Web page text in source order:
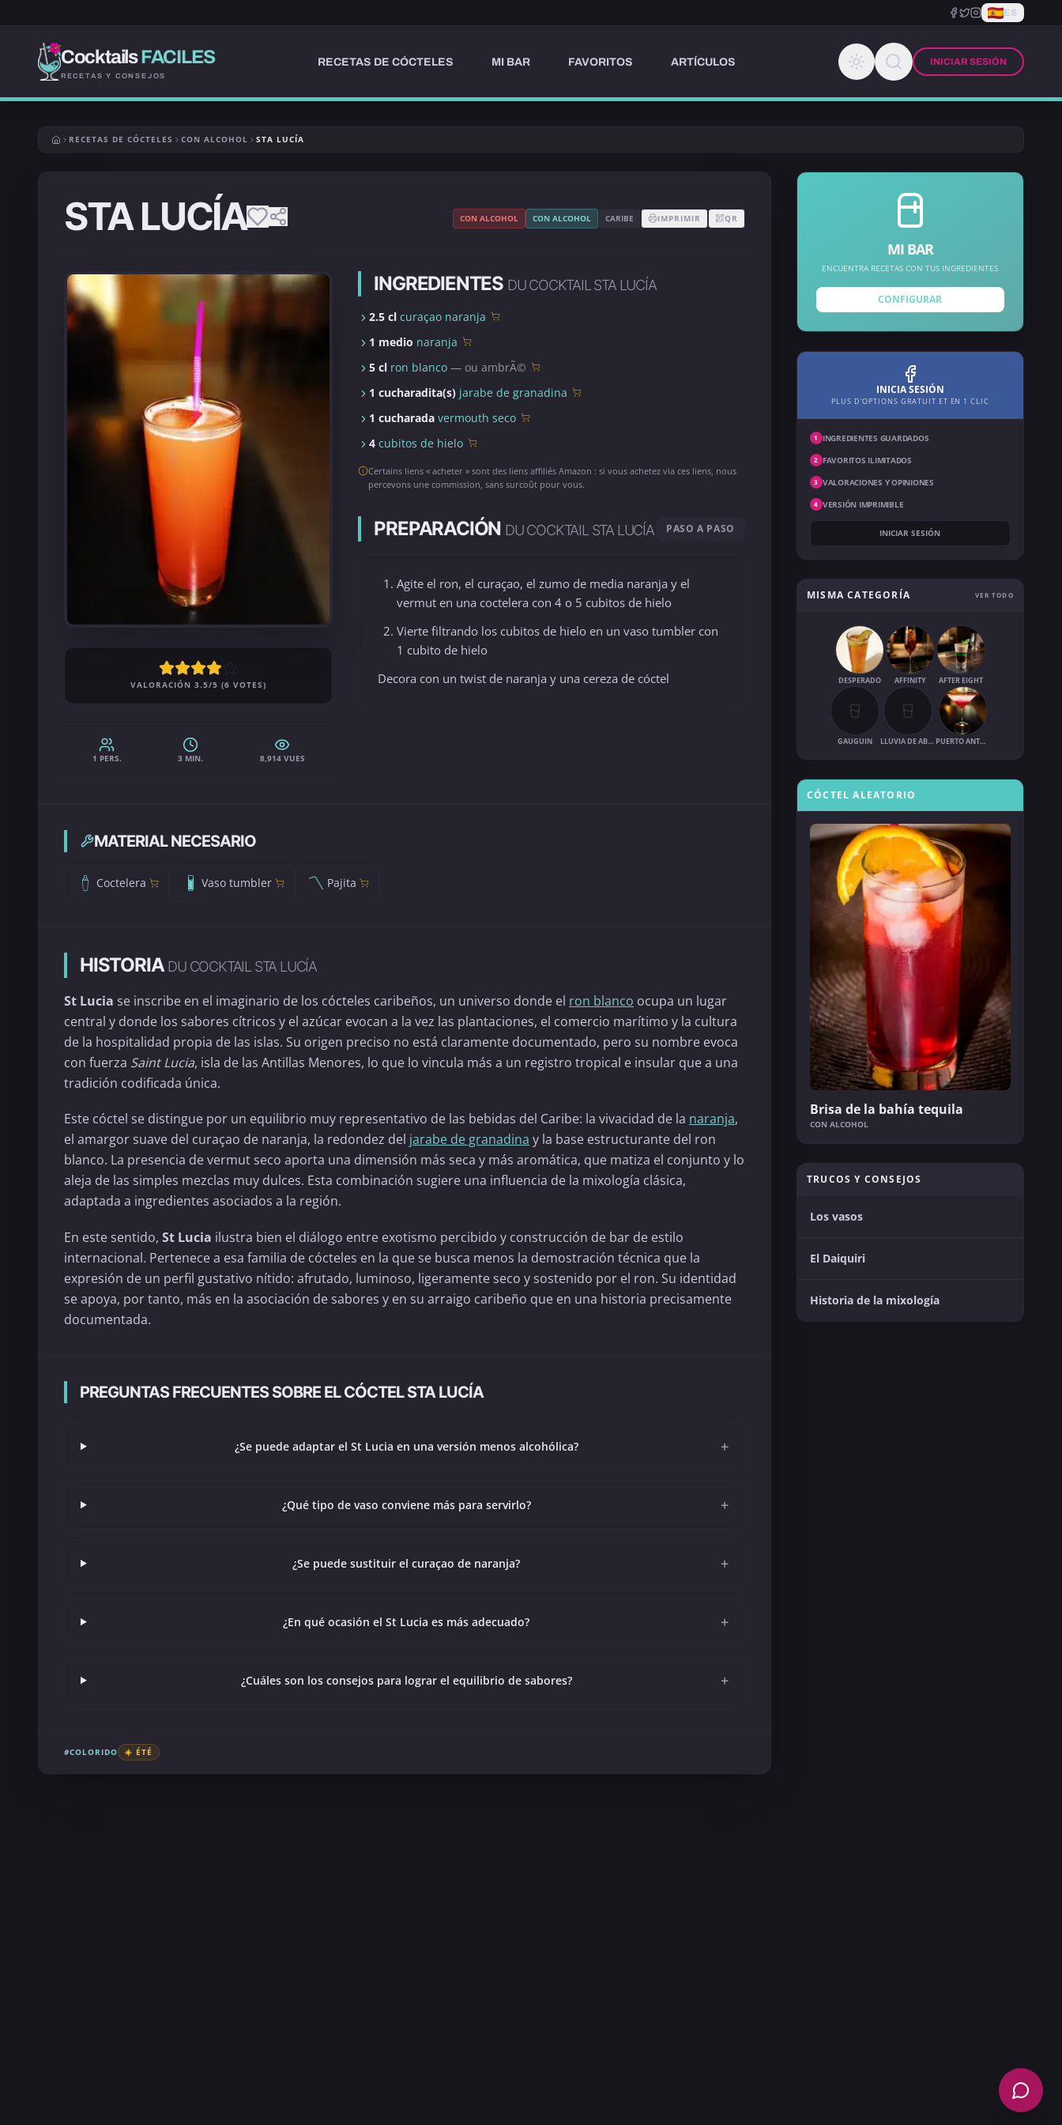
ES
CocktailsFACILES
RECETAS Y CONSEJOS
RECETAS DE CÓCTELES MI BAR FAVORITOS ARTÍCULOS INICIAR SESIÓN
RECETAS DE CÓCTELES CON ALCOHOL STA LUCÍA
STA LUCÍA CON ALCOHOL CON ALCOHOL CARIBE IMPRIMIR QR
VALORACIÓN 3.5/5 (6 VOTES)
1 PERS. 3 MIN. 8,914 VUES
INGREDIENTES DU COCKTAIL STA LUCÍA
2.5 clcuraçao naranja
1 medio naranja
5 cl ron blanco — ou ambrÃ©
1 cucharadita(s) jarabe de granadina
1 cucharadavermouth seco
4cubitos de hielo
Certains liens « acheter » sont des liens affiliés Amazon : si vous achetez via ces liens, nous
percevons une commission, sans surcoût pour vous.
PREPARACIÓN DU COCKTAIL STA LUCÍA PASO A PASO
Agite el ron, el curaçao, el zumo de media naranja y el
vermut en una coctelera con 4 o 5 cubitos de hielo
Vierte filtrando los cubitos de hielo en un vaso tumbler con
1 cubito de hielo
Decora con un twist de naranja y una cereza de cóctel
MATERIAL NECESARIO
Coctelera Vaso tumbler Pajita
HISTORIADU COCKTAIL STA LUCÍA
St Lucia se inscribe en el imaginario de los cócteles caribeños, un universo donde el ron blanco ocupa un lugar
central y donde los sabores cítricos y el azúcar evocan a la vez las plantaciones, el comercio marítimo y la cultura
de la hospitalidad propia de las islas. Su origen preciso no está claramente documentado, pero su nombre evoca
con fuerza Saint Lucia, isla de las Antillas Menores, lo que lo vincula más a un registro tropical e insular que a una
tradición codificada única.
Este cóctel se distingue por un equilibrio muy representativo de las bebidas del Caribe: la vivacidad de la naranja,
el amargor suave del curaçao de naranja, la redondez del jarabe de granadina y la base estructurante del ron
blanco. La presencia de vermut seco aporta una dimensión más seca y más aromática, que matiza el conjunto y lo
aleja de las simples mezclas muy dulces. Esta combinación sugiere una influencia de la mixología clásica,
adaptada a ingredientes asociados a la región.
En este sentido, St Lucia ilustra bien el diálogo entre exotismo percibido y construcción de bar de estilo
internacional. Pertenece a esa familia de cócteles en la que se busca menos la demostración técnica que la
expresión de un perfil gustativo nítido: afrutado, luminoso, ligeramente seco y sostenido por el ron. Su identidad
se apoya, por tanto, más en la asociación de sabores y en su arraigo caribeño que en una historia precisamente
documentada.
PREGUNTAS FRECUENTES SOBRE EL CÓCTEL STA LUCÍA
¿Se puede adaptar el St Lucia en una versión menos alcohólica? +
¿Qué tipo de vaso conviene más para servirlo? +
¿Se puede sustituir el curaçao de naranja? +
¿En qué ocasión el St Lucia es más adecuado? +
¿Cuáles son los consejos para lograr el equilibrio de sabores? +
#COLORIDO ☀️ ÉTÉ
MI BAR
ENCUENTRA RECETAS CON TUS INGREDIENTES
CONFIGURAR
INICIA SESIÓN
PLUS D'OPTIONS GRATUIT ET EN 1 CLIC
1 INGREDIENTES GUARDADOS
2 FAVORITOS ILIMITADOS
3 VALORACIONES Y OPINIONES
4 VERSIÓN IMPRIMIBLE
INICIAR SESIÓN
MISMA CATEGORÍA VER TODO
DESPERADO AFFINITY AFTER EIGHT
GAUGUIN LLUVIA DE ABRIL PUERTO ANTONIO
CÓCTEL ALEATORIO
Brisa de la bahía tequila
CON ALCOHOL
TRUCOS Y CONSEJOS
Los vasos
El Daiquiri
Historia de la mixología